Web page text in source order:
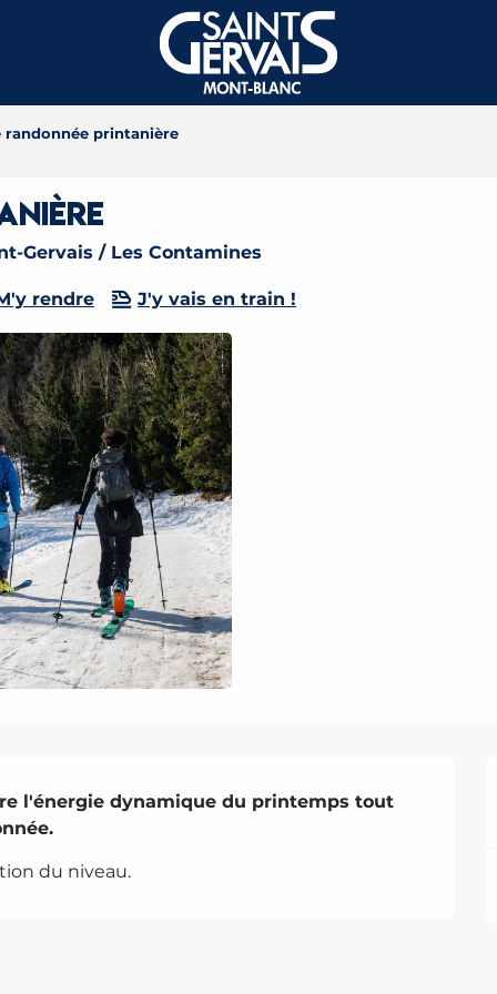
randonnée printanière
Gervais / Les Contamines
rendre J'y vais en train !
l'énergie dynamique du printemps tout
du niveau.